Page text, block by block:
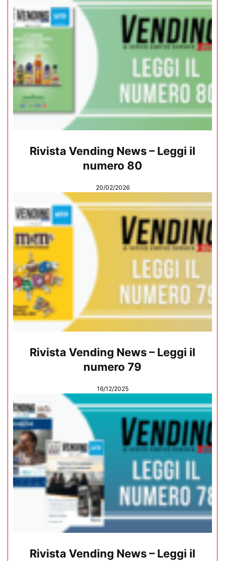
Rivista Vending News – Leggi il
numero 80
20/02/2026
Rivista Vending News – Leggi il
numero 79
16/12/2025
Rivista Vending News – Leggi il